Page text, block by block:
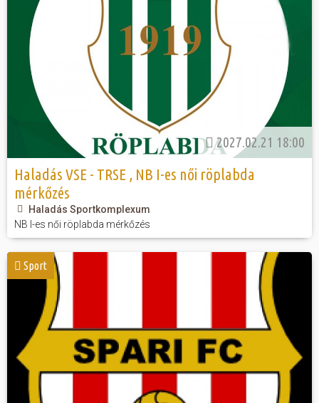
2027.02.21 18:00
Haladás VSE - TRSE , NB I-es női röplabda
mérkőzés
Haladás Sportkomplexum
NB I-es női röplabda mérkőzés
Sport